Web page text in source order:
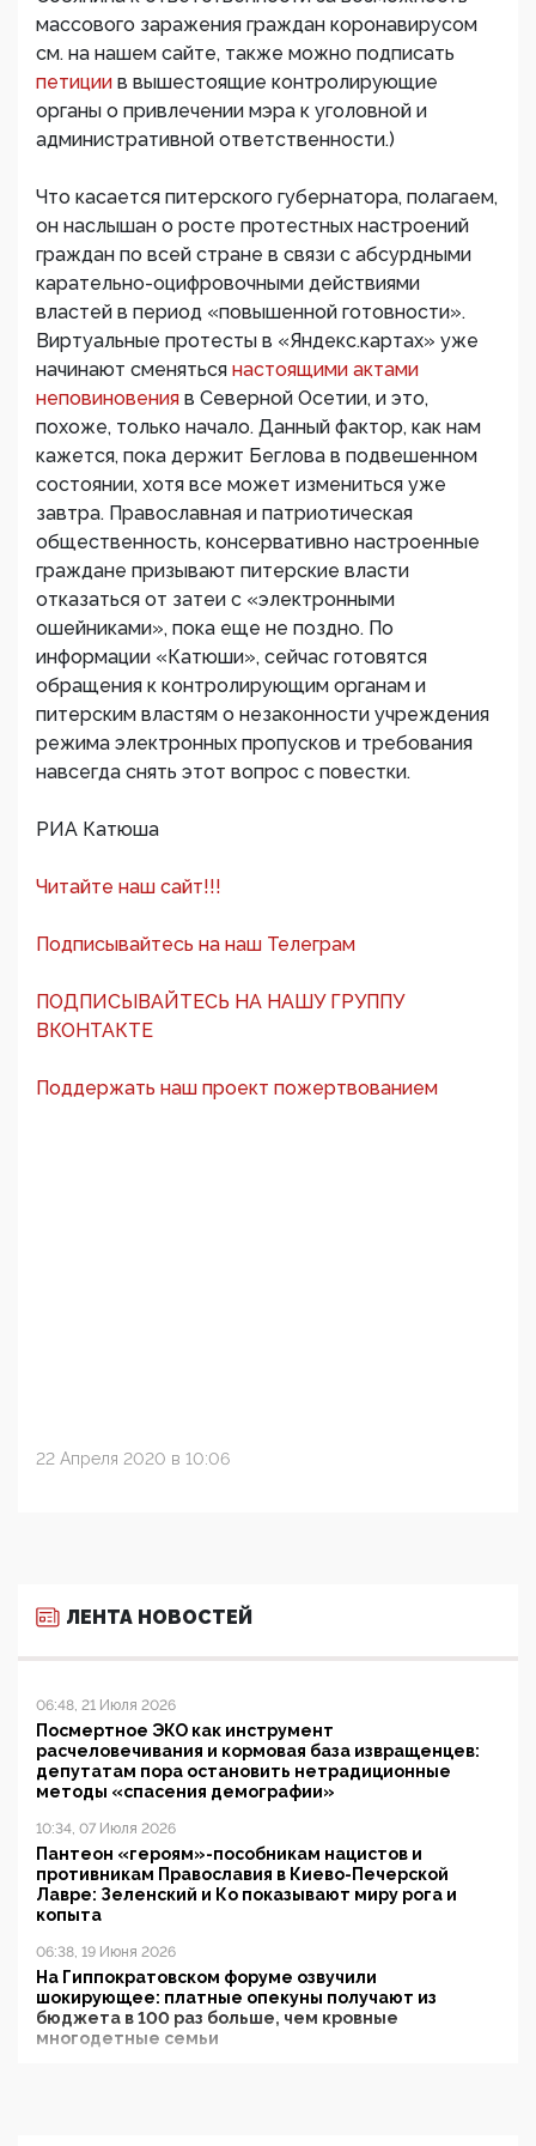
массового заражения граждан коронавирусом
см. на нашем сайте, также можно подписать
петиции в вышестоящие контролирующие
органы о привлечении мэра к уголовной и
административной ответственности.)
Что касается питерского губернатора, полагаем,
он наслышан о росте протестных настроений
граждан по всей стране в связи с абсурдными
карательно-оцифровочными действиями
властей в период «повышенной готовности».
Виртуальные протесты в «Яндекс.картах» уже
начинают сменяться настоящими актами
неповиновения в Северной Осетии, и это,
похоже, только начало. Данный фактор, как нам
кажется, пока держит Беглова в подвешенном
состоянии, хотя все может измениться уже
завтра. Православная и патриотическая
общественность, консервативно настроенные
граждане призывают питерские власти
отказаться от затеи с «электронными
ошейниками», пока еще не поздно. По
информации «Катюши», сейчас готовятся
обращения к контролирующим органам и
питерским властям о незаконности учреждения
режима электронных пропусков и требования
навсегда снять этот вопрос с повестки.
РИА Катюша
Читайте наш сайт!!!
Подписывайтесь на наш Телеграм
ПОДПИСЫВАЙТЕСЬ НА НАШУ ГРУППУ
ВКОНТАКТЕ
Поддержать наш проект пожертвованием
22 Апреля 2020 в 10:06
ЛЕНТА НОВОСТЕЙ
06:48, 21 Июля 2026
Посмертное ЭКО как инструмент
расчеловечивания и кормовая база извращенцев:
депутатам пора остановить нетрадиционные
методы «спасения демографии»
10:34, 07 Июля 2026
Пантеон «героям»-пособникам нацистов и
противникам Православия в Киево-Печерской
Лавре: Зеленский и Ко показывают миру рога и
копыта
06:38, 19 Июня 2026
На Гиппократовском форуме озвучили
шокирующее: платные опекуны получают из
бюджета в 100 раз больше, чем кровные
многодетные семьи